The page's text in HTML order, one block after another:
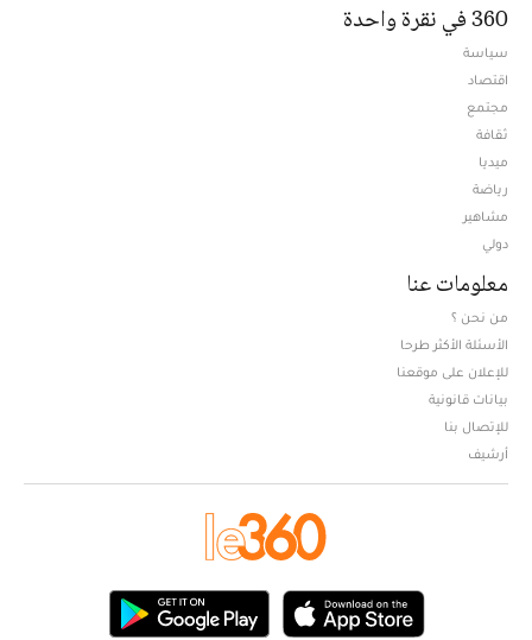
360 في نقرة واحدة
سياسة
اقتصاد
مجتمع
ثقافة
ميديا
رياضة
مشاهير
دولي
معلومات عنا
من نحن ؟
الأسئلة الأكثر طرحا
للإعلان على موقعنا
بيانات قانونية
للإتصال بنا
أرشيف